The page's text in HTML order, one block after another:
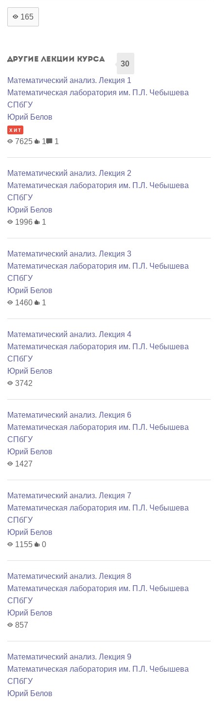
165
Другие лекции курса
30
Математический анализ. Лекция 1
Математичеcкая лаборатория им. П.Л. Чебышева
СПбГУ
Юрий Белов
хит
7625 1 1
Математический анализ. Лекция 2
Математичеcкая лаборатория им. П.Л. Чебышева
СПбГУ
Юрий Белов
1996
1
Математический анализ. Лекция 3
Математичеcкая лаборатория им. П.Л. Чебышева
СПбГУ
Юрий Белов
1460
1
Математический анализ. Лекция 4
Математичеcкая лаборатория им. П.Л. Чебышева
СПбГУ
Юрий Белов
3742
Математический анализ. Лекция 6
Математичеcкая лаборатория им. П.Л. Чебышева
СПбГУ
Юрий Белов
1427
Математический анализ. Лекция 7
Математичеcкая лаборатория им. П.Л. Чебышева
СПбГУ
Юрий Белов
1155
0
Математический анализ. Лекция 8
Математичеcкая лаборатория им. П.Л. Чебышева
СПбГУ
Юрий Белов
857
Математический анализ. Лекция 9
Математичеcкая лаборатория им. П.Л. Чебышева
СПбГУ
Юрий Белов